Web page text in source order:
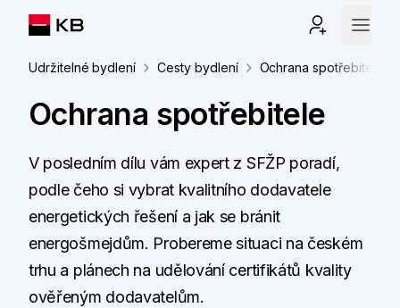
Udržitelné bydlení Cesty bydlení Ochrana spotřebitele
Ochrana spotřebitele
V posledním dílu vám expert z SFŽP poradí,
podle čeho si vybrat kvalitního dodavatele
energetických řešení a jak se bránit
energošmejdům. Probereme situaci na českém
trhu a plánech na udělování certifikátů kvality
ověřeným dodavatelům.